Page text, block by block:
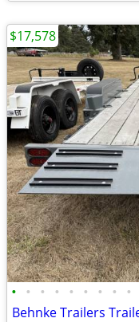
• • • • • • • • •
Behnke Trailers
$17,578